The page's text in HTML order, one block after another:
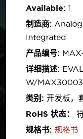
Available: 1
制造商:
Integrated
产品编号:
详细描述:
W/MAX30003
类别: 开发板，
RoHS 状态：
规格书: 规格书